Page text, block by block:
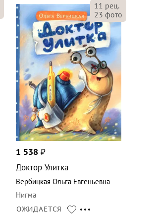
11 рец.
23 фото
1 538 ₽
Доктор Улитка
Вербицкая Ольга Евгеньевна
Нигма
ОЖИДАЕТСЯ